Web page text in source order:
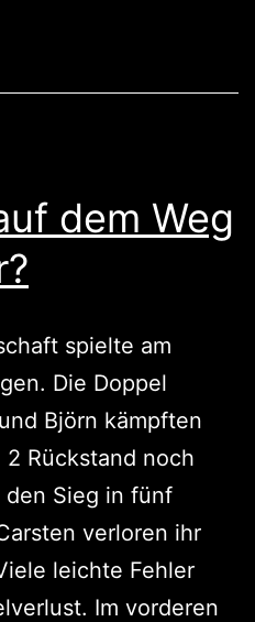
dem Weg
spielte am
Die Doppel
Björn kämpften
Rückstand noch
Sieg in fünf
verloren ihr
leichte Fehler
Im vorderen